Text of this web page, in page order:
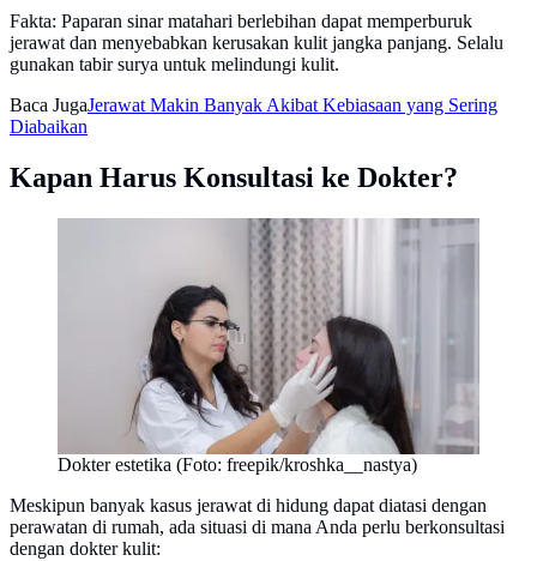
Fakta: Paparan sinar matahari berlebihan dapat memperburuk
jerawat dan menyebabkan kerusakan kulit jangka panjang. Selalu
gunakan tabir surya untuk melindungi kulit.
Baca JugaJerawat Makin Banyak Akibat Kebiasaan yang Sering
Diabaikan
Kapan Harus Konsultasi ke Dokter?
Dokter estetika (Foto: freepik/kroshka__nastya)
Meskipun banyak kasus jerawat di hidung dapat diatasi dengan
perawatan di rumah, ada situasi di mana Anda perlu berkonsultasi
dengan dokter kulit: